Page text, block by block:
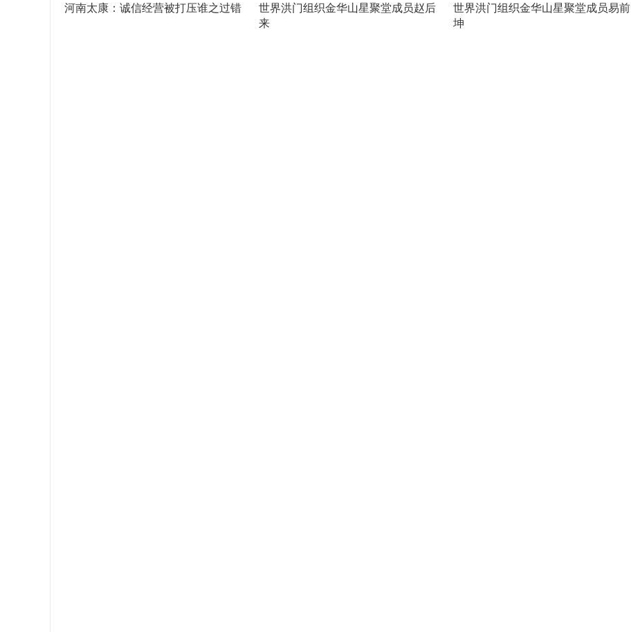
河南太康：诚信经营被打压谁之过错
世界洪门组织金华山星聚堂成员赵后
来
世界洪门组织金华山星聚堂成员易前
坤